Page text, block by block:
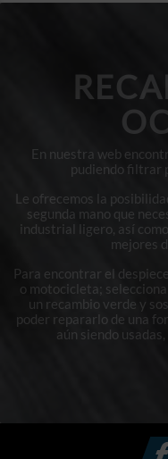
En nuestra web
pudiendo filtrar
Le ofrecemos la
segunda mano que
industrial ligero, así
mejores
Para encontrar el
o motocicleta;
un recambio verde y
poder repararlo de una
aún siendo